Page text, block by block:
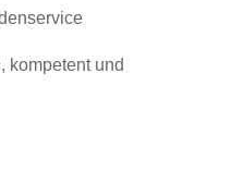
kompetent und